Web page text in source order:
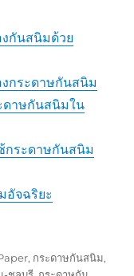
กันสนิมด้วย
กระดาษกันสนิม
ดาษกันสนิมใน
กระดาษกันสนิม
อัจฉริยะ
, กระดาษกันสนิม,